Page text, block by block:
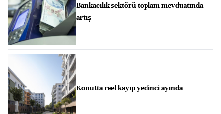
Bankacılık sektörü toplam mevduatında
artış
Konutta reel kayıp yedinci ayında